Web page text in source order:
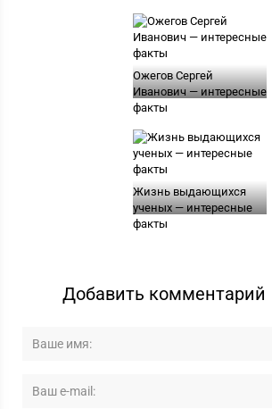
Ожегов Сергей
Иванович — интересные
факты
Жизнь выдающихся
ученых — интересные
факты
Добавить комментарий